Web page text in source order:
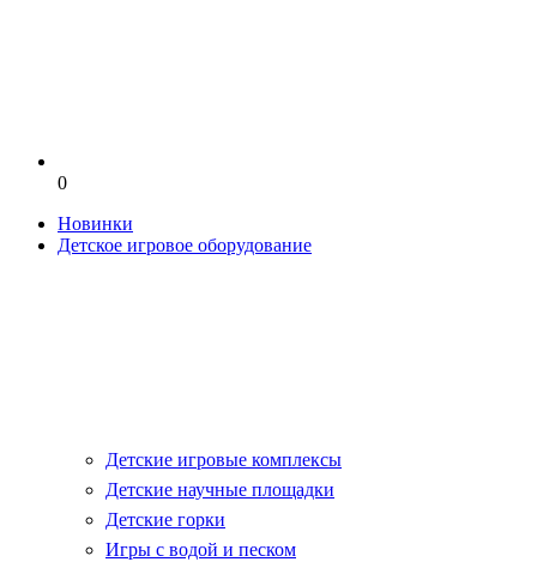
0
Новинки
Детское игровое оборудование
Детские игровые комплексы
Детские научные площадки
Детские горки
Игры с водой и песком